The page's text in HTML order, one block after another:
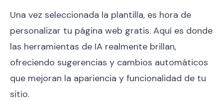
Una vez seleccionada la plantilla, es hora de
personalizar tu página web gratis. Aquí es donde
las herramientas de IA realmente brillan,
ofreciendo sugerencias y cambios automáticos
que mejoran la apariencia y funcionalidad de tu
sitio.